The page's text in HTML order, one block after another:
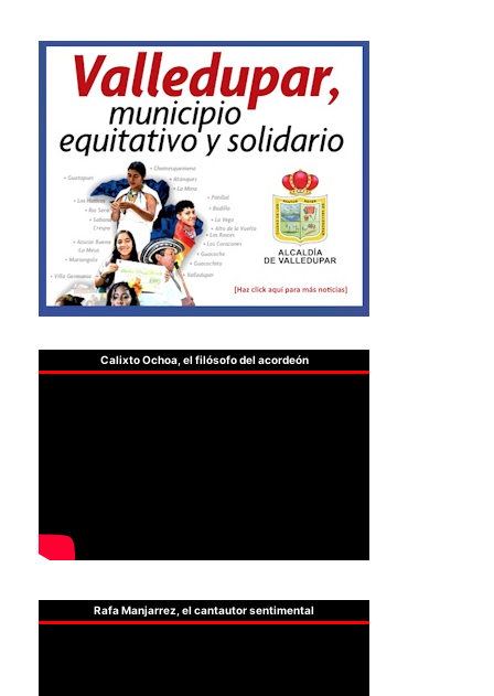
Calixto Ochoa, el filósofo del acordeón
Rafa Manjarrez, el cantautor sentimental